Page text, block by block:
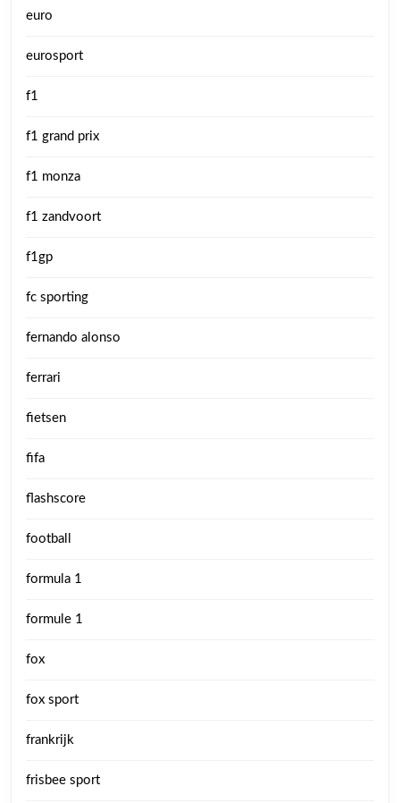
euro
eurosport
f1
f1 grand prix
f1 monza
f1 zandvoort
f1gp
fc sporting
fernando alonso
ferrari
fietsen
fifa
flashscore
football
formula 1
formule 1
fox
fox sport
frankrijk
frisbee sport